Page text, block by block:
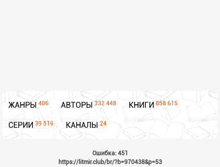
ЖАНРЫ 406 АВТОРЫ 332 448 КНИГИ 858 615
СЕРИИ 39 516 КАНАЛЫ 24
Ошибка: 451
https://litmir.club/br/?b=970438&p=53